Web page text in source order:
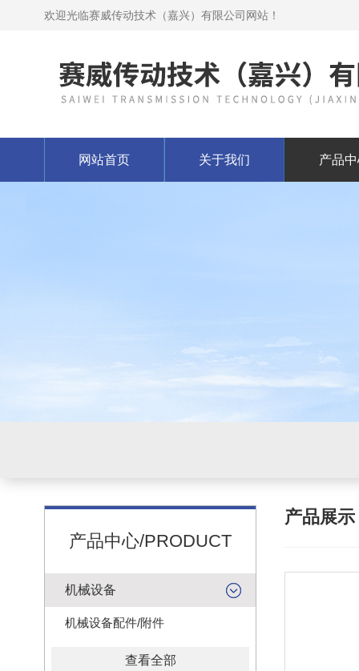
欢迎光临赛威传动技术（嘉兴）有限公司网站！
网站首页 关于我们 产品
产品中心/PRODUCT
机械设备
机械设备配件/附件
查看全部
产品展示